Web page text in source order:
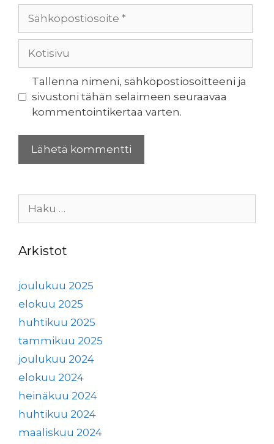
Tallenna nimeni, sähköpostiosoitteeni ja
sivustoni tähän selaimeen seuraavaa
kommentointikertaa varten.
Haku:
Arkistot
joulukuu 2025
elokuu 2025
huhtikuu 2025
tammikuu 2025
joulukuu 2024
elokuu 2024
heinäkuu 2024
huhtikuu 2024
maaliskuu 2024